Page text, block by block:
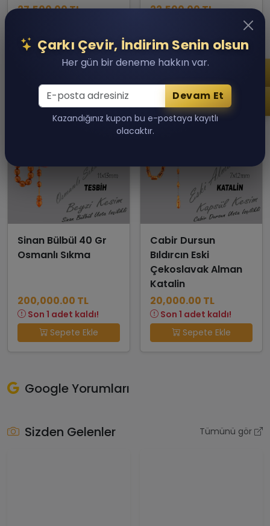
27,500.00 TL
Sepete Ekle
22,500.00 TL
Sepete Ekle
Sinan Bülbül 40 Gr
Osmanlı Sıkma
200,000.00 TL
Son 1 adet kaldı!
Sepete Ekle
Cabir Dursun
Bıldırcın Eski
Çekoslavak Alman
Katalin
20,000.00 TL
Son 1 adet kaldı!
Sepete Ekle
Google Yorumları
Sizden Gelenler Tümünü gör
Çarkı Çevir, İndirim Senin olsun
Her gün bir deneme hakkın var.
Devam Et
Kazandığınız kupon bu e-postaya kayıtlı
olacaktır.